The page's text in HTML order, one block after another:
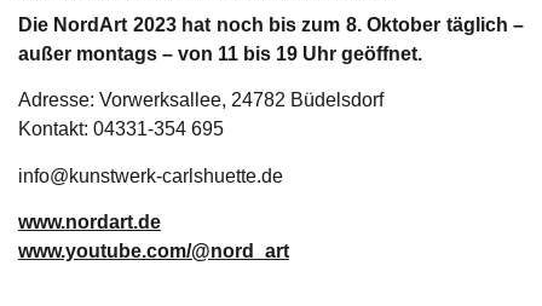
Die NordArt 2023 hat noch bis zum 8. Oktober täglich –
außer montags – von 11 bis 19 Uhr geöffnet.
Adresse: Vorwerksallee, 24782 Büdelsdorf
Kontakt: 04331-354 695
info@kunstwerk-carlshuette.de
www.nordart.de
www.youtube.com/@nord_art